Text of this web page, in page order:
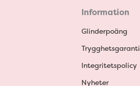
Information
Glinderpoäng
Trygghetsgaranti
Integritetspolicy
Nyheter